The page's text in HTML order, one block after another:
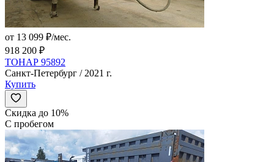
от 13 099 ₽/мес.
918 200 ₽
ТОНАР 95892
Санкт-Петербург / 2021 г.
Купить
Скидка до 10%
С пробегом